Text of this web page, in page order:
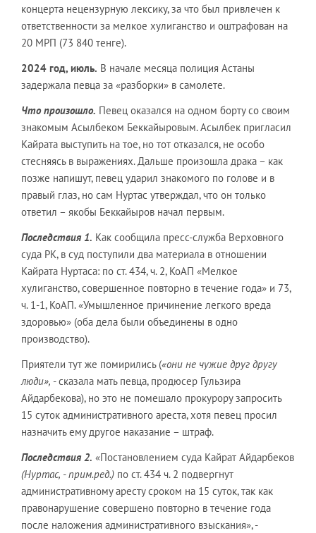
концерта нецензурную лексику, за что был привлечен к
ответственности за мелкое хулиганство и оштрафован на
20 МРП (73 840 тенге).
2024 год, июль. В начале месяца полиция Астаны
задержала певца за «разборки» в самолете.
Что произошло. Певец оказался на одном борту со своим
знакомым Асылбеком Беккайыровым. Асылбек пригласил
Кайрата выступить на тое, но тот отказался, не особо
стесняясь в выражениях. Дальше произошла драка – как
позже напишут, певец ударил знакомого по голове и в
правый глаз, но сам Нуртас утверждал, что он только
ответил – якобы Беккайыров начал первым.
Последствия 1. Как сообщила пресс-служба Верховного
суда РК, в суд поступили два материала в отношении
Кайрата Нуртаса: по ст. 434, ч. 2, КоАП «Мелкое
хулиганство, совершенное повторно в течение года» и 73,
ч. 1-1, КоАП. «Умышленное причинение легкого вреда
здоровью» (оба дела были объединены в одно
производство).
Приятели тут же помирились («они не чужие друг другу
люди», - сказала мать певца, продюсер Гульзира
Айдарбекова), но это не помешало прокурору запросить
15 суток административного ареста, хотя певец просил
назначить ему другое наказание – штраф.
Последствия 2. «Постановлением суда Кайрат Айдарбеков
(Нуртас, - прим.ред.) по ст. 434 ч. 2 подвергнут
административному аресту сроком на 15 суток, так как
правонарушение совершено повторно в течение года
после наложения административного взыскания», -